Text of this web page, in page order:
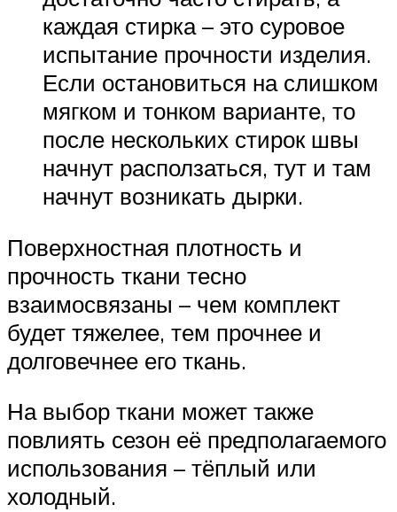
каждая стирка – это суровое
испытание прочности изделия.
Если остановиться на слишком
мягком и тонком варианте, то
после нескольких стирок швы
начнут расползаться, тут и там
начнут возникать дырки.
Поверхностная плотность и
прочность ткани тесно
взаимосвязаны – чем комплект
будет тяжелее, тем прочнее и
долговечнее его ткань.
На выбор ткани может также
повлиять сезон её предполагаемого
использования – тёплый или
холодный.